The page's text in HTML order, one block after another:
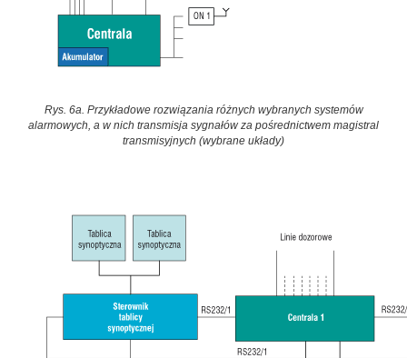
Rys. 6a. Przykładowe rozwiązania różnych wybranych systemów
alarmowych, a w nich transmisja sygnałów za pośrednictwem magistral
transmisyjnych (wybrane układy)